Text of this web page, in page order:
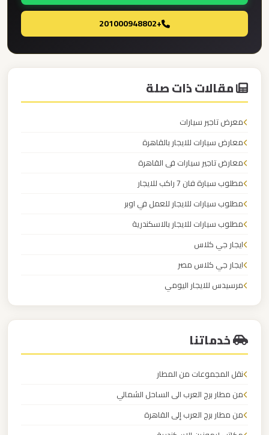
+201000948802
مقالات ذات صلة
معرض تاجير سيارات
معارض سيارات للايجار بالقاهرة
معارض تاجير سيارات فى القاهرة
مطلوب سيارة فان 7 راكب للايجار
مطلوب سيارات للايجار للعمل في اوبر
مطلوب سيارات للايجار بالاسكندرية
ايجار جي كلاس
ايجار جي كلاس مصر
مرسيدس للايجار اليومي
محل ايجار سيارات
خدماتنا
نقل المجموعات من المطار
من مطار برج العرب الى الساحل الشمالي
من مطار برج العرب إلى القاهرة
ليموزين
العلمين
ليموزين
العالمين
ليموزين
العاصمة
الادارية
ليموزين
اكتوبر
ليموزين
مصر
الجديدة
ليموزين